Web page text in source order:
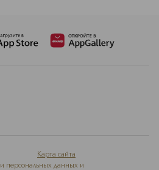
Карта сайта
персональных данных и